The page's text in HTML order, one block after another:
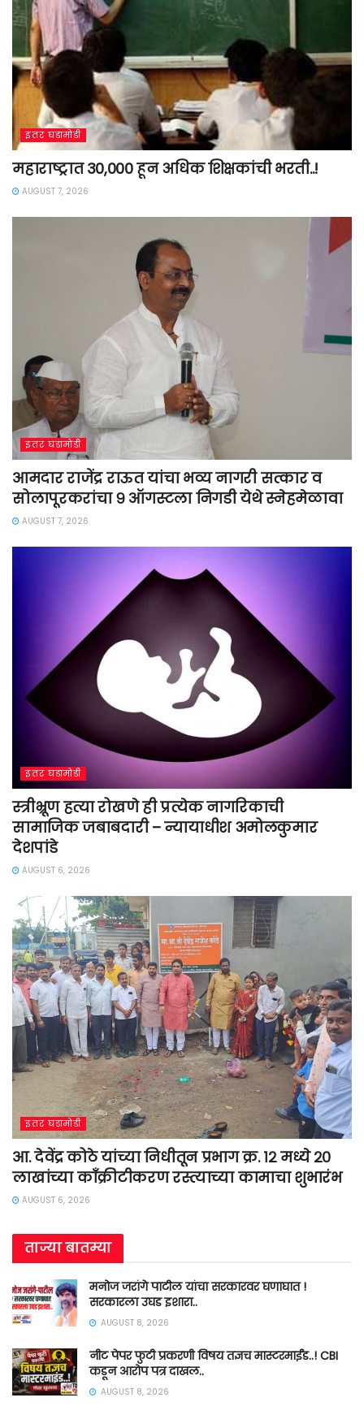
इतर घडामोडी
महाराष्ट्रात 30,000 हून अधिक शिक्षकांची भरती..!
AUGUST 7, 2026
इतर घडामोडी
आमदार राजेंद्र राऊत यांचा भव्य नागरी सत्कार व
सोलापूरकरांचा ९ ऑगस्टला निगडी येथे स्नेहमेळावा
AUGUST 7, 2026
इतर घडामोडी
स्त्रीभ्रूण हत्या रोखणे ही प्रत्येक नागरिकाची
सामाजिक जबाबदारी – न्यायाधीश अमोलकुमार
देशपांडे
AUGUST 6, 2026
इतर घडामोडी
आ. देवेंद्र कोठे यांच्या निधीतून प्रभाग क्र. १२ मध्ये २०
लाखांच्या काँक्रीटीकरण रस्त्याच्या कामाचा शुभारंभ
AUGUST 6, 2026
ताज्या बातम्या
मनोज जरांगे पाटील यांचा सरकारवर घणाघात !
सरकारला उघड इशारा..
AUGUST 8, 2026
नीट पेपर फुटी प्रकरणी विषय तज्ञच मास्टरमाईंड..! CBI
कडून आरोप पत्र दाखल..
AUGUST 8, 2026